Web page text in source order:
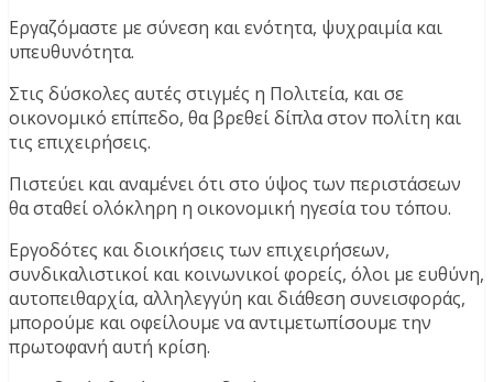
Εργαζόμαστε με σύνεση και ενότητα, ψυχραιμία και
υπευθυνότητα.
Στις δύσκολες αυτές στιγμές η Πολιτεία, και σε
οικονομικό επίπεδο, θα βρεθεί δίπλα στον πολίτη και
τις επιχειρήσεις.
Πιστεύει και αναμένει ότι στο ύψος των περιστάσεων
θα σταθεί ολόκληρη η οικονομική ηγεσία του τόπου.
Εργοδότες και διοικήσεις των επιχειρήσεων,
συνδικαλιστικοί και κοινωνικοί φορείς, όλοι με ευθύνη,
αυτοπειθαρχία, αλληλεγγύη και διάθεση συνεισφοράς,
μπορούμε και οφείλουμε να αντιμετωπίσουμε την
πρωτοφανή αυτή κρίση.